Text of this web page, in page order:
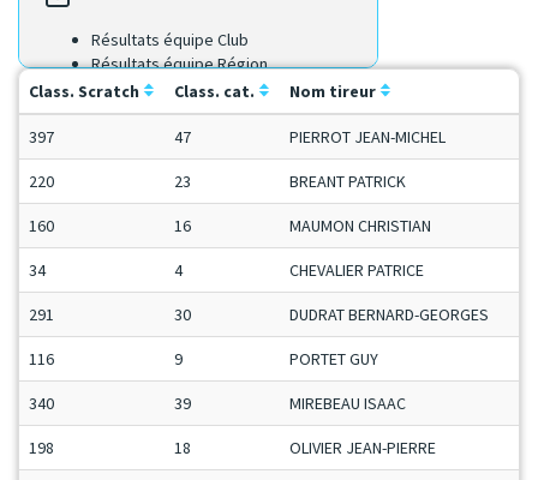
Résultats équipe Club
Résultats équipe Région
Résultats Scratch
Class. Scratch Class. cat. Nom tireur
397 47 PIERROT JEAN-MICHEL
220 23 BREANT PATRICK
160 16 MAUMON CHRISTIAN
34 4 CHEVALIER PATRICE
291 30 DUDRAT BERNARD-GEORGES
116 9 PORTET GUY
340 39 MIREBEAU ISAAC
198 18 OLIVIER JEAN-PIERRE